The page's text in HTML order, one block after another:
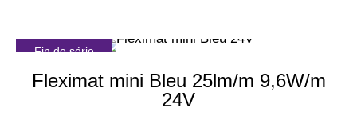
Fin de série
Fleximat mini Bleu 25lm/m 9,6W/m
24V